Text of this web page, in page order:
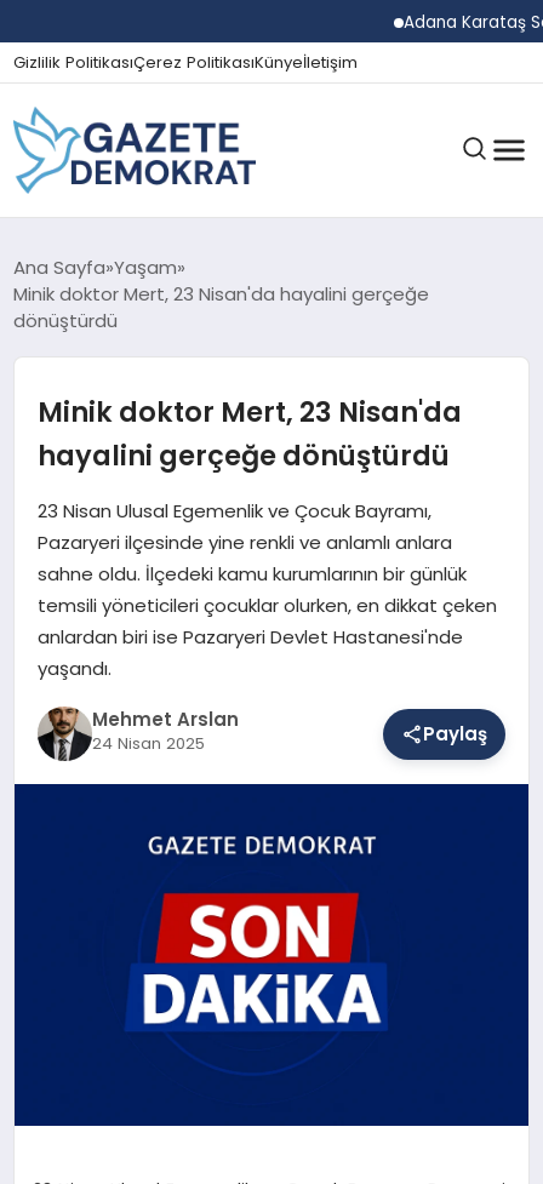
Adana Karataş Sera
Gizlilik PolitikasıÇerez PolitikasıKünyeİletişim
GÜNDEM
EKONOMI
SPOR
MAGAZIN
EĞITIM
Ana Sayfa Yaşam
Minik doktor Mert, 23 Nisan'da hayalini gerçeğe
dönüştürdü
Minik doktor Mert, 23 Nisan'da
hayalini gerçeğe dönüştürdü
23 Nisan Ulusal Egemenlik ve Çocuk Bayramı,
Pazaryeri ilçesinde yine renkli ve anlamlı anlara
sahne oldu. İlçedeki kamu kurumlarının bir günlük
temsili yöneticileri çocuklar olurken, en dikkat çeken
anlardan biri ise Pazaryeri Devlet Hastanesi'nde
yaşandı.
Mehmet Arslan
24 Nisan 2025 Paylaş